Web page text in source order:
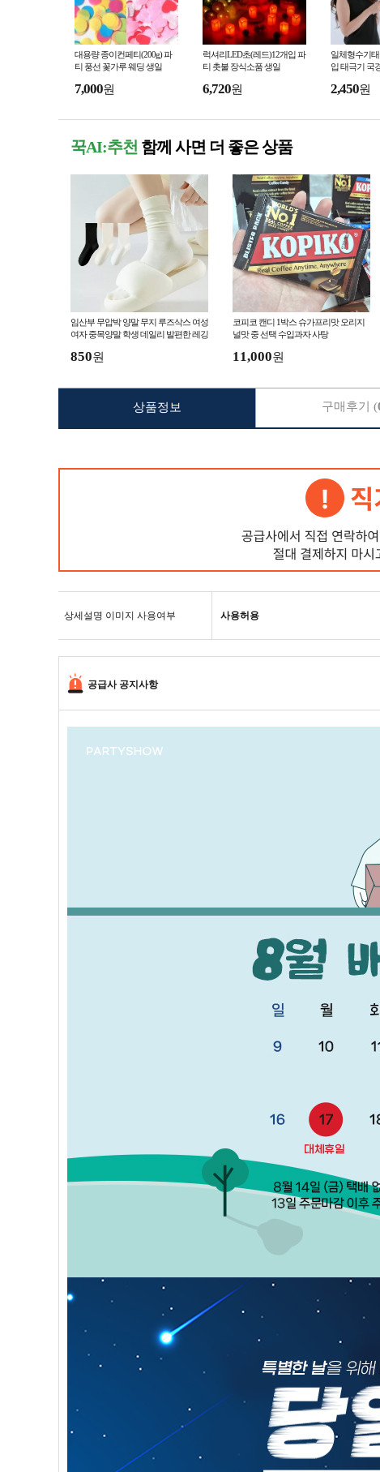
대용량 종이컨페티(200g) 파
티 풍선 꽃가루 웨딩 생일
7,000원
럭셔리LED초(레드)12개입 파
티 촛불 장식소품 생일
6,720원
일체형수기
입 태극기 국
2,450원
꾹AI:추천 함께 사면 더 좋은 상품
임산부 무압박 양말 무지 루즈삭스 여성
여자 중목양말 학생 데일리 발편한 레깅
850원
코피코 캔디 1박스 슈가프리맛 오리지
널맛 중 선택 수입과자 사탕
11,000원
상세설명 이미지 사용여부 사용허용
공급사 공지사항
상품정보 구매후기 (